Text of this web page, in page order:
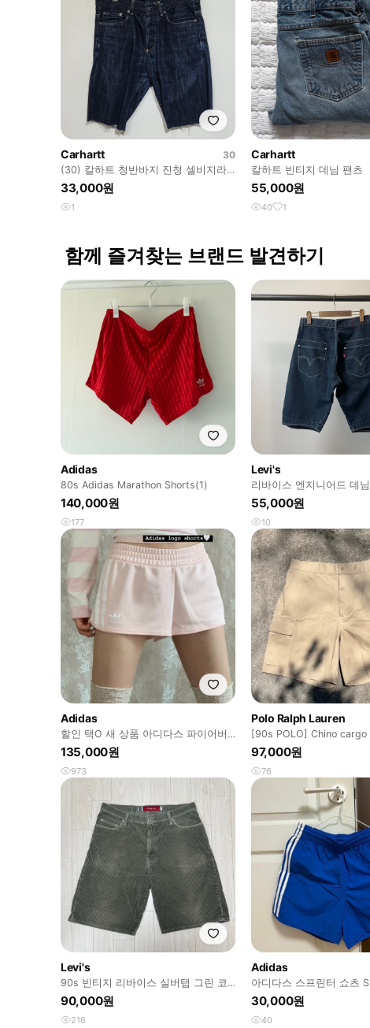
Carhartt
30
(30) 칼하트 청반바지 진청 셀비지라
인 데님 하프팬츠
33,000원
1
Carhartt
칼하트 빈티지 데님 팬츠
55,000원
40 1
함께 즐겨찾는 브랜드 발견하기
Adidas
80s Adidas Marathon Shorts(1)
140,000원
177
Levi's
리바이스 엔지니어드 데
made in Japan
55,000원
10
Adidas
할인 택O 새 상품 아디다스 파이어버
드 돌핀 팬츠 쇼츠 핑크색상
135,000원
973
Polo Ralph Lauren
[90s POLO] Chino cargo
stock
97,000원
76
Levi's
90s 빈티지 리바이스 실버탭 그린 코
듀로이 쇼츠
90,000원
216
Adidas
아디다스 스프린터 쇼츠 S 블
레스트
30,000원
40